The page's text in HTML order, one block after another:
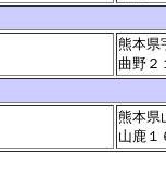
熊本県
曲野２
熊本県
山鹿１